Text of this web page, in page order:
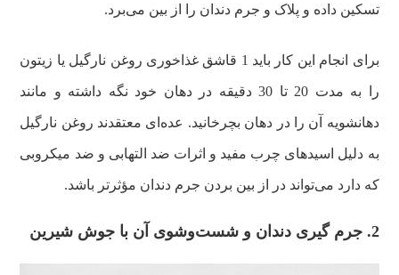
تسکین داده و پلاک و جرم دندان را از بین می‌برد.
برای انجام این کار باید 1 قاشق غذاخوری روغن نارگیل یا زیتون
را به مدت 20 تا 30 دقیقه در دهان خود نگه داشته و مانند
دهانشویه آن را در دهان بچرخانید. عده‌ای معتقدند روغن نارگیل
به دلیل اسیدهای چرب مفید و اثرات ضد التهابی و ضد میکروبی‌
که دارد می‌تواند در از بین بردن جرم دندان مؤثرتر باشد.
2. جرم گیری دندان و شست‌وشوی آن با جوش شیرین